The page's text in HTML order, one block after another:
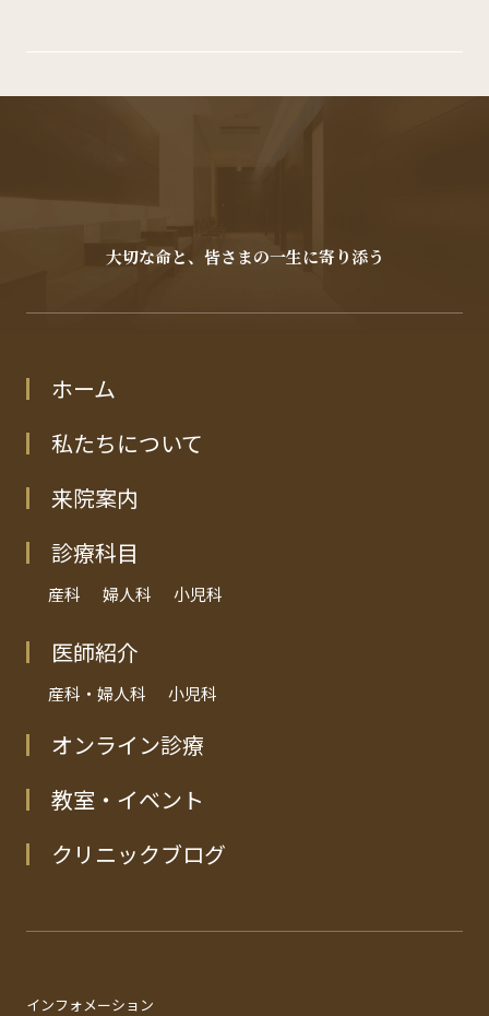
お知らせ
採用について
大切な命と、皆さまの一生に寄り添う
ホーム
私たちについて
来院案内
診療科目
産科 婦人科 小児科
医師紹介
産科・婦人科 小児科
オンライン診療
教室・イベント
クリニックブログ
インフォメーション